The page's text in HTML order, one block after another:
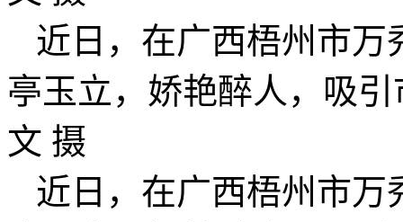
近日，在广西梧州市
亭玉立，娇艳醉人，吸
文 摄
近日，在广西梧州市